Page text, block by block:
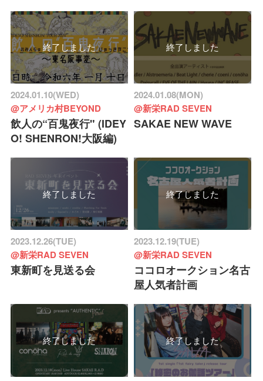
終了しました
2024.01.10(WED)
@アメリカ村BEYOND
飲人の“百鬼夜行" (IDEY
O! SHENRON!大阪編)
終了しました
2024.01.08(MON)
@新栄RAD SEVEN
SAKAE NEW WAVE
終了しました
2023.12.26(TUE)
@新栄RAD SEVEN
東新町を見送る会
終了しました
2023.12.19(TUE)
@新栄RAD SEVEN
ココロオークション名古
屋人気者計画
終了しました 終了しました